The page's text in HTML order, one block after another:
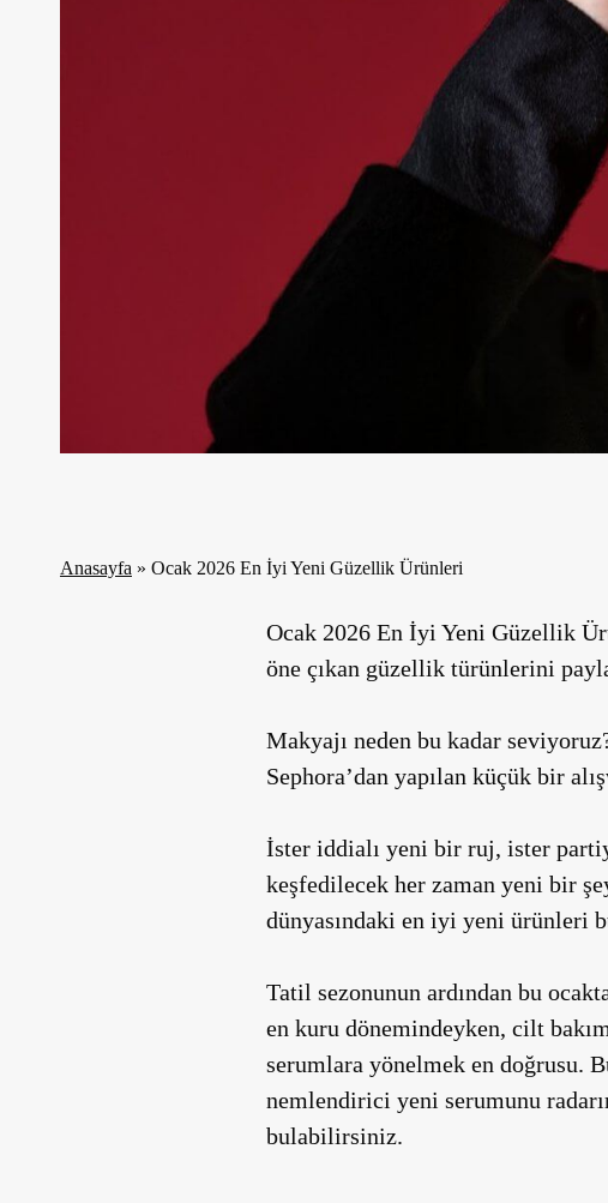
Anasayfa » Ocak 2026 En İyi Yeni Güzellik Ürünleri
Ocak 2026 En İyi Yeni Güzellik
öne çıkan güzellik türünlerini
Makyajı neden bu kadar
Sephora’dan yapılan küçük bir
İster iddialı yeni bir ruj, ister
keşfedilecek her zaman yeni bir
dünyasındaki en iyi yeni ürünleri
Tatil sezonunun ardından bu
en kuru dönemindeyken, cilt
serumlara yönelmek en doğrusu.
nemlendirici yeni serumunu
bulabilirsiniz.